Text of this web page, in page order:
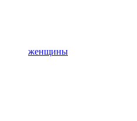
женщины